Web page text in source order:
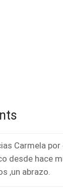
Carmela
desde hace
,un abrazo.